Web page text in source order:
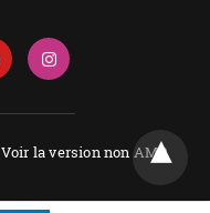
Voir la version non AMP